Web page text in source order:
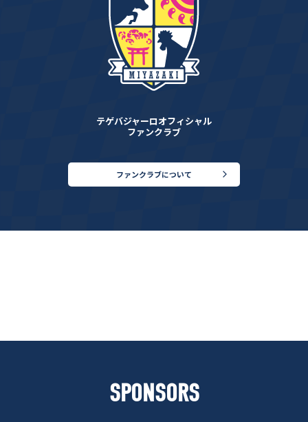
テゲバジャーロオフィシャル
ファンクラブ
ファンクラブについて
SPONSORS